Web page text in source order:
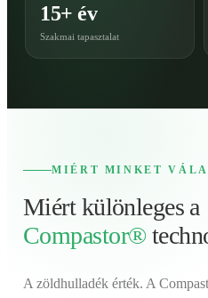
15+ év
Szakmai tapasztalat
MIÉRT MINKET
Miért különleges a
Compastor®
A zöldhulladék érték. A